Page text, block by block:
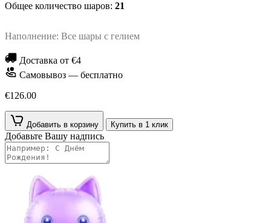
Общее количество шаров: 21
Наполнение: Все шары с гелием
Доставка от €4
Самовывоз — бесплатно
€126.00
Добавить в корзину Купить в 1 клик
Добавьте Вашу надпись